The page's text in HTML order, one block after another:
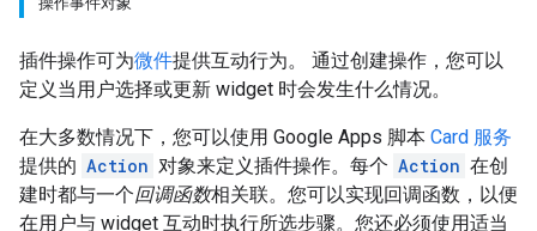
插件操作可为微件提供互动行为。 通过创建操作，您可以
定义当用户选择或更新 widget 时会发生什么情况。
在大多数情况下，您可以使用 Google Apps 脚本 Card 服务
提供的 Action 对象来定义插件操作。每个 Action 在创
建时都与一个回调函数相关联。您可以实现回调函数，以便
在用户与 widget 互动时执行所选步骤。您还必须使用适当